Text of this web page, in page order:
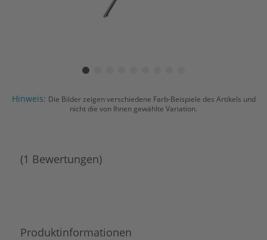
Hinweis: Die Bilder zeigen verschiedene Farb-Beispiele des Artikels und
nicht die von Ihnen gewählte Variation.
(1 Bewertungen)
Produktinformationen